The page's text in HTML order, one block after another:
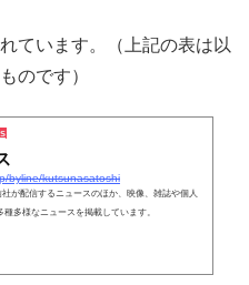
ています。（上記の表は以
のです）
byline/kutsunasatoshi
社が配信するニュースのほか、映像、雑誌や個人
多様なニュースを掲載しています。